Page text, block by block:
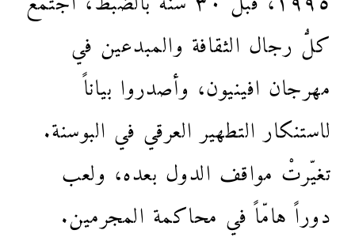
كلُّ رجال الثقافة والمبدعين في
مهرجان افينيون، وأصدروا بياناً
لاستنكار التطهير العرقي في البوسنة.
تغيّرتْ مواقف الدول بعده، ولعب
دوراً هامّاً في محاكمة المجرمين.